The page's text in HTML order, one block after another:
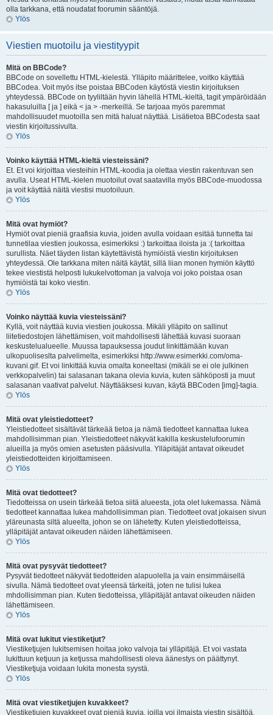
olla tarkkana, että noudatat foorumin sääntöjä.
Ylös
Viestien muotoilu ja viestityypit
Mitä on BBCode?
BBCode on sovellettu HTML-kielestä. Ylläpito määrittelee, voitko käyttää
BBCodea. Voit myös itse poistaa BBCoden käytöstä viestin kirjoituksen
yhteydessä. BBCode on tyyliltään hyvin lähellä HTML-kieltä, tagit ympäröidään
hakasuluilla [ ja ] eikä < ja > -merkeillä. Se tarjoaa myös paremmat
mahdollisuudet muotoilla sen mitä haluat näyttää. Lisätietoa BBCodesta saat
viestin kirjoitussivulta.
Ylös
Voinko käyttää HTML-kieltä viesteissäni?
Et. Et voi kirjoittaa viesteihin HTML-koodia ja olettaa viestin rakentuvan sen
avulla. Useat HTML-kielen muotoilut ovat saatavilla myös BBCode-muodossa
ja voit käyttää näitä viestisi muotoiluun.
Ylös
Mitä ovat hymiöt?
Hymiöt ovat pieniä graafisia kuvia, joiden avulla voidaan esitää tunnetta tai
tunnetilaa viestien joukossa, esimerkiksi :) tarkoittaa iloista ja :( tarkoittaa
surullista. Näet täyden listan käytettävistä hymiöistä viestin kirjoituksen
yhteydessä. Ole tarkkana miten näitä käytät, sillä liian monen hymiön käyttö
tekee viestistä helposti lukukelvottoman ja valvoja voi joko poistaa osan
hymiöistä tai koko viestin.
Ylös
Voinko näyttää kuvia viesteissäni?
Kyllä, voit näyttää kuvia viestien joukossa. Mikäli ylläpito on sallinut
liitetiedostojen lähettämisen, voit mahdollisesti lähettää kuvasi suoraan
keskustelualueelle. Muussa tapauksessa joudut linkittämään kuvan
ulkopuoliseslta palvelimelta, esimerkiksi http://www.esimerkki.com/oma-
kuvani.gif. Et voi linkittää kuvia omalta koneeltasi (mikäli se ei ole julkinen
verkkopalvelin) tai salasanan takana olevia kuvia, kuten sähköposti ja muut
salasanan vaativat palvelut. Näyttääksesi kuvan, käytä BBCoden [img]-tagia.
Ylös
Mitä ovat yleistiedotteet?
Yleistiedotteet sisältävät tärkeää tietoa ja nämä tiedotteet kannattaa lukea
mahdollisimman pian. Yleistiedotteet näkyvät kakilla keskustelufoorumin
alueilla ja myös omien asetusten pääsivulla. Ylläpitäjät antavat oikeudet
yleistiedotteiden kirjoittamiseen.
Ylös
Mitä ovat tiedotteet?
Tiedotteissa on usein tärkeää tietoa siitä alueesta, jota olet lukemassa. Nämä
tiedotteet kannattaa lukea mahdollisimman pian. Tiedotteet ovat jokaisen sivun
yläreunasta siltä alueelta, johon se on lähetetty. Kuten yleistiedotteissa,
ylläpitäjät antavat oikeuden näiden lähettämiseen.
Ylös
Mitä ovat pysyvät tiedotteet?
Pysyvät tiedotteet näkyvät tiedotteiden alapuolella ja vain ensimmäisellä
sivulla. Nämä tiedotteet ovat yleensä tärkeitä, joten ne tulisi lukea
mhdollisimman pian. Kuten tiedotteissa, ylläpitäjät antavat oikeuden näiden
lähettämiseen.
Ylös
Mitä ovat lukitut viestiketjut?
Viestiketjujen lukitsemisen hoitaa joko valvoja tai ylläpitäjä. Et voi vastata
lukittuun ketjuun ja ketjussa mahdollisesti oleva äänestys on päättynyt.
Viestiketjuja voidaan lukita monesta syystä.
Ylös
Mitä ovat viestiketjujen kuvakkeet?
Viestiketjujen kuvakkeet ovat pieniä kuvia, joilla voi ilmaista viestin sisältöä.